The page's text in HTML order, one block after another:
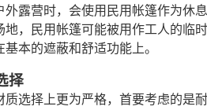
外露营时，会使用民用帐篷作为休
地，民用帐篷可能被用作工人的临
本的遮蔽和舒适功能上。
择
质选择上更为严格，首要考虑的是